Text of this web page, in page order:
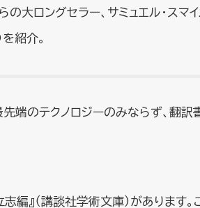
ロングセラー、サミュエル・スマイ
紹介。
端のテクノロジーのみならず、翻訳
』（講談社学術文庫）があります。